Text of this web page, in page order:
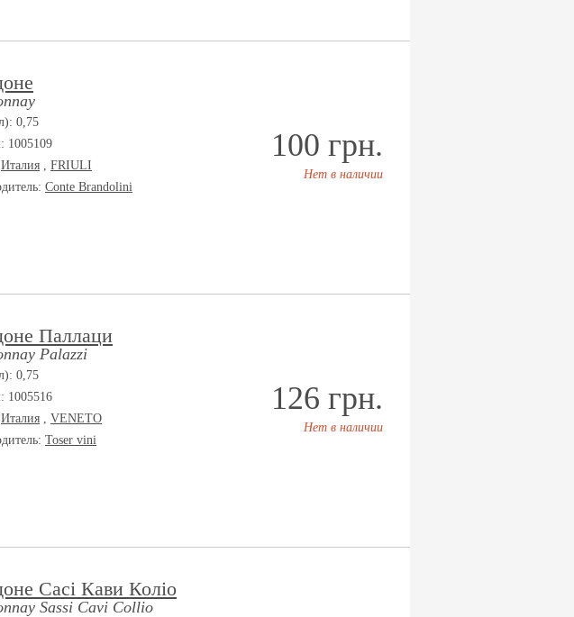
0,75
1005109
Италия , FRIULI
Conte Brandolini
100 грн.
Нет в наличии
Паллаци
Palazzi
0,75
1005516
Италия , VENETO
Toser vini
126 грн.
Нет в наличии
Сасі Кави Коліо
Sassi Cavi Collio